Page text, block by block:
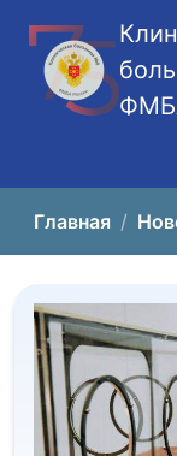
Главная